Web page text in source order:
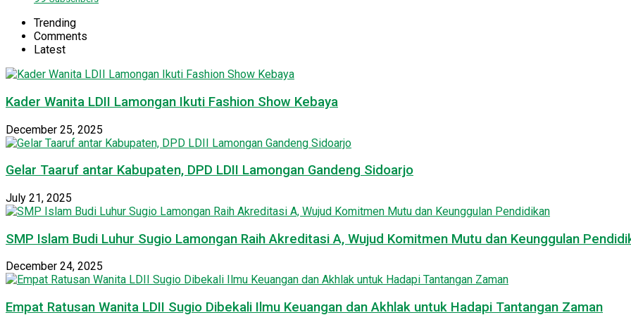
Trending
Comments
Latest
Kader Wanita LDII Lamongan Ikuti Fashion Show Kebaya
December 25, 2025
Gelar Taaruf antar Kabupaten, DPD LDII Lamongan Gandeng Sidoarjo
July 21, 2025
SMP Islam Budi Luhur Sugio Lamongan Raih Akreditasi A, Wujud Komitmen Mutu dan Keunggulan
December 24, 2025
Empat Ratusan Wanita LDII Sugio Dibekali Ilmu Keuangan dan Akhlak untuk Hadapi Tantangan Zaman